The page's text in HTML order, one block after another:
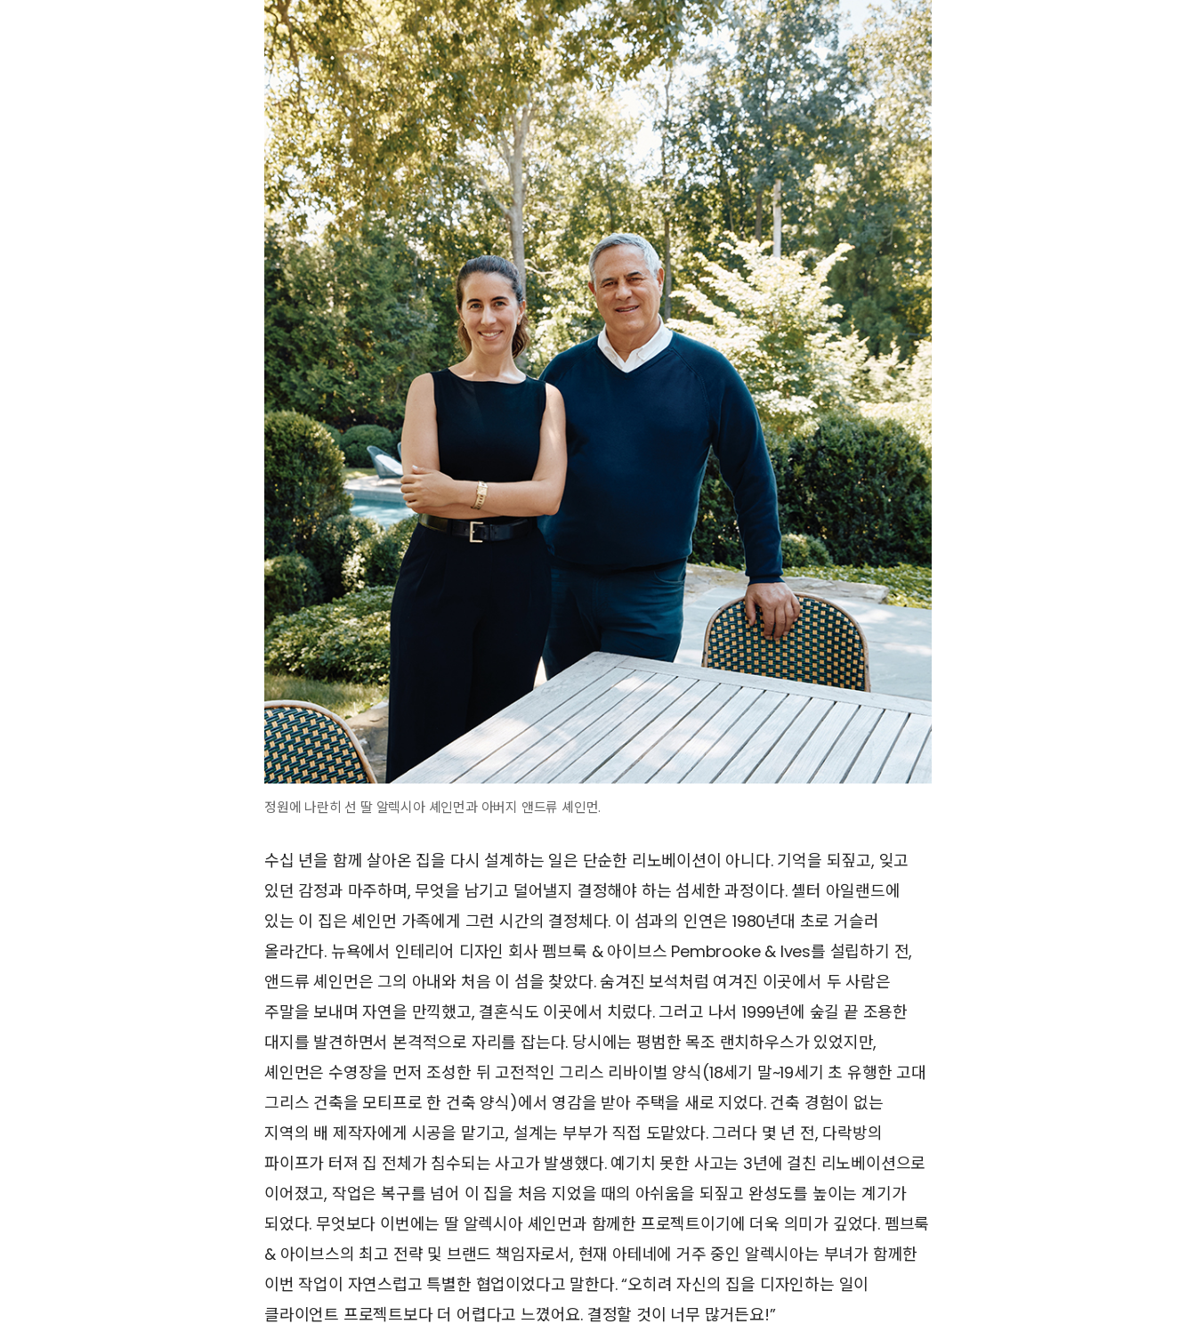
정원에 나란히 선 딸 알렉시아 셰인먼과 아버지 앤드류 셰인먼.
수십 년을 함께 살아온 집을 다시 설계하는 일은 단순한 리노베이션이 아니다. 기억을 되짚고, 잊고
있던 감정과 마주하며, 무엇을 남기고 덜어낼지 결정해야 하는 섬세한 과정이다. 셸터 아일랜드에
있는 이 집은 셰인먼 가족에게 그런 시간의 결정체다. 이 섬과의 인연은 1980년대 초로 거슬러
올라간다. 뉴욕에서 인테리어 디자인 회사 펨브룩 & 아이브스 Pembrooke & Ives를 설립하기 전,
앤드류 셰인먼은 그의 아내와 처음 이 섬을 찾았다. 숨겨진 보석처럼 여겨진 이곳에서 두 사람은
주말을 보내며 자연을 만끽했고, 결혼식도 이곳에서 치렀다. 그러고 나서 1999년에 숲길 끝 조용한
대지를 발견하면서 본격적으로 자리를 잡는다. 당시에는 평범한 목조 랜치하우스가 있었지만,
셰인먼은 수영장을 먼저 조성한 뒤 고전적인 그리스 리바이벌 양식(18세기 말~19세기 초 유행한 고대
그리스 건축을 모티프로 한 건축 양식)에서 영감을 받아 주택을 새로 지었다. 건축 경험이 없는
지역의 배 제작자에게 시공을 맡기고, 설계는 부부가 직접 도맡았다. 그러다 몇 년 전, 다락방의
파이프가 터져 집 전체가 침수되는 사고가 발생했다. 예기치 못한 사고는 3년에 걸친 리노베이션으로
이어졌고, 작업은 복구를 넘어 이 집을 처음 지었을 때의 아쉬움을 되짚고 완성도를 높이는 계기가
되었다. 무엇보다 이번에는 딸 알렉시아 셰인먼과 함께한 프로젝트이기에 더욱 의미가 깊었다. 펨브룩
& 아이브스의 최고 전략 및 브랜드 책임자로서, 현재 아테네에 거주 중인 알렉시아는 부녀가 함께한
이번 작업이 자연스럽고 특별한 협업이었다고 말한다. “오히려 자신의 집을 디자인하는 일이
클라이언트 프로젝트보다 더 어렵다고 느꼈어요. 결정할 것이 너무 많거든요!”